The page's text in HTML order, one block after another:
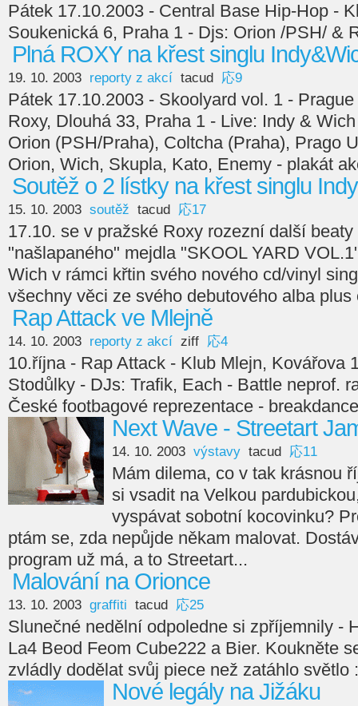
Pátek 17.10.2003 - Central Base Hip-Hop -
Soukenická 6, Praha 1 - Djs: Orion /PSH/ &
Plná ROXY na křest singlu
19. 10. 2003 reporty z akcí tacud 応9
Pátek 17.10.2003 - Skoolyard vol. 1 -
Roxy, Dlouhá 33, Praha 1 - Live: Indy &
Orion (PSH/Praha), Coltcha (Praha), Prago
Orion, Wich, Skupla, Kato, Enemy - plakát
Soutěž o 2 lístky na křest singlu
15. 10. 2003 soutěž tacud 応17
17.10. se v pražské Roxy rozezní další
"našlapaného" mejdla "SKOOL YARD
Wich v rámci křtin svého nového cd/vinyl
všechny věci ze svého debutového alba
Rap Attack ve Mlejně
14. 10. 2003 reporty z akcí ziff 応4
10.října - Rap Attack - Klub Mlejn, Kovářova
Stodůlky - DJs: Trafik, Each - Battle neprof.
České footbagové reprezentace -
Next Wave - Streetart
14. 10. 2003 výstavy tacud 応11
Mám dilema, co v tak krásnou
si vsadit na Velkou
vyspávat sobotní kocovinku?
ptám se, zda nepůjde někam malovat.
program už má, a to Streetart...
Malování na Orionce
13. 10. 2003 graffiti tacud 応25
Slunečné nedělní odpoledne si zpříjemnily -
La4 Beod Feom Cube222 a Bier. Koukněte
zvládly dodělat svůj piece než zatáhlo světlo
Nové legály na Jižáku